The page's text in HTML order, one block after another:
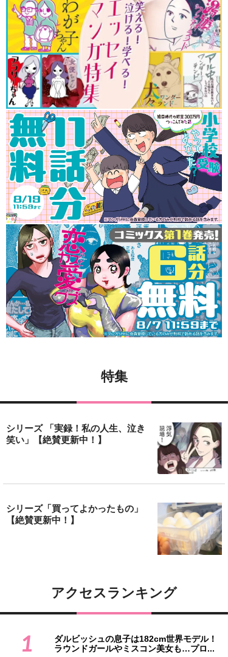
特集
シリーズ 「実録！私の人生、泣き
笑い」【絶賛更新中！】
シリーズ「買ってよかったもの」
【絶賛更新中！】
アクセスランキング
1
ダルビッシュの息子は182cm世界モデル！
ラウンドガールやミスコン美女も…プロ...